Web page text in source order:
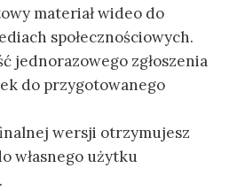
materiał wideo do
społecznościowych.
jednorazowego zgłoszenia
do przygotowanego
wersji otrzymujesz
własnego użytku